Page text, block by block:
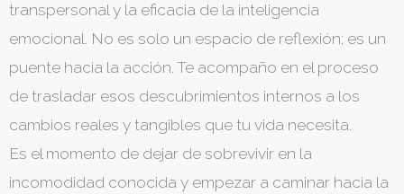
transpersonal y la eficacia de la inteligencia
emocional. No es solo un espacio de reflexión; es un
puente hacia la acción. Te acompaño en el proceso
de trasladar esos descubrimientos internos a los
cambios reales y tangibles que tu vida necesita.
Es el momento de dejar de sobrevivir en la
incomodidad conocida y empezar a caminar hacia la